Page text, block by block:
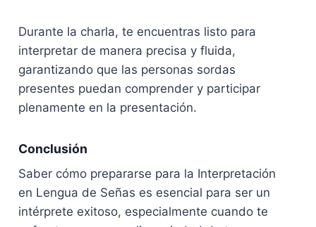
Durante la charla, te encuentras listo para
interpretar de manera precisa y fluida,
garantizando que las personas sordas
presentes puedan comprender y participar
plenamente en la presentación.
Conclusión
Saber cómo prepararse para la Interpretación
en Lengua de Señas es esencial para ser un
intérprete exitoso, especialmente cuando te